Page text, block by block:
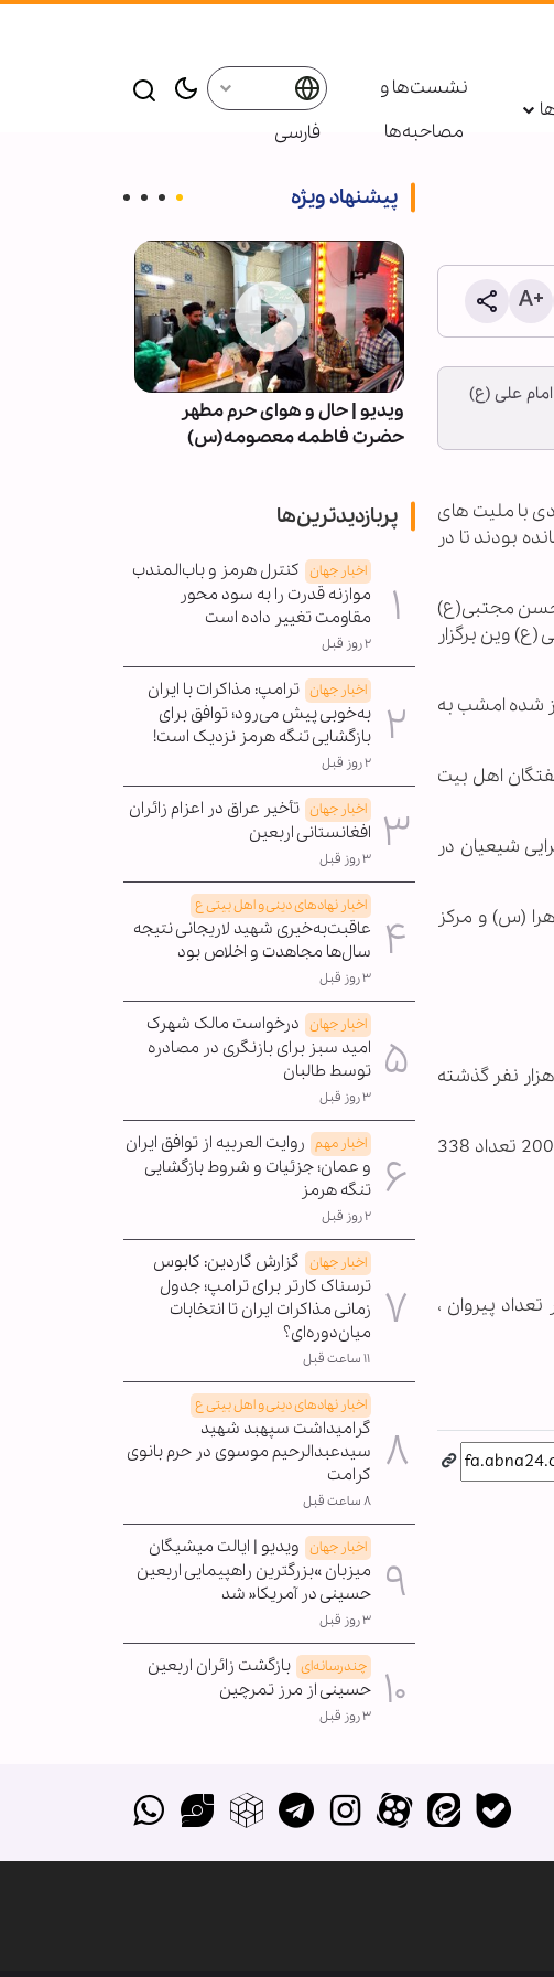
نشست‌ها و
مصاحبه‌ها
فارسی
علی (ع)
با ملیت های
بودند تا در
حسن مجتبی(ع)
وین برگزار
شده امشب به
اهل بیت
شیعیان در
(س) و مرکز
در حالی که در سال 1971 تعداد 22 هزار و 267 نفر مسلمان در اتریش زندگی می کردند، امروزه این رقم از 500 هزار نفر گذشته
طبق این آمار، در سال 1981 میلادی 76 هزارو 939 نفر ، در سال 1991 تعداد 157 هزارو 776 نفر و در سال 2001 تعداد 338
پیروان ،
پیشنهاد ویژه
یک دهه |
ویدیو | حال و هوای حرم مطهر
حضرت فاطمه معصومه(س)
پربازدیدترین‌ها
اخبار جهان کنترل هرمز و باب‌المندب
موازنه قدرت را به سود محور
مقاومت تغییر داده است
۲ روز قبل
اخبار جهان ترامپ: مذاکرات با ایران
به‌خوبی پیش می‌رود؛ توافق برای
بازگشایی تنگه هرمز نزدیک است!
۲ روز قبل
اخبار جهان تأخیر عراق در اعزام زائران
افغانستانی اربعین
۳ روز قبل
اخبار نهادهای دینی و اهل بیتی ع
عاقبت‌به‌خیری شهید لاریجانی نتیجه
سال‌ها مجاهدت و اخلاص بود
۳ روز قبل
اخبار جهان درخواست مالک شهرک
امید سبز برای بازنگری در مصادره
توسط طالبان
۳ روز قبل
اخبار مهم روایت العربیه از توافق ایران
و عمان؛ جزئیات و شروط بازگشایی
تنگه هرمز
۲ روز قبل
اخبار جهان گزارش گاردین: کابوس
ترسناک کارتر برای ترامپ؛ جدول
زمانی مذاکرات ایران تا انتخابات
میان‌دوره‌ای؟
۱۱ ساعت قبل
اخبار نهادهای دینی و اهل بیتی ع
گرامیداشت سپهبد شهید
سیدعبدالرحیم موسوی در حرم بانوی
کرامت
۸ ساعت قبل
اخبار جهان ویدیو | ایالت میشیگان
میزبان »بزرگترین راهپیمایی اربعین
حسینی در آمریکا« شد
۳ روز قبل
چندرسانه‌ای بازگشت زائران اربعین
حسینی از مرز تمرچین
۳ روز قبل